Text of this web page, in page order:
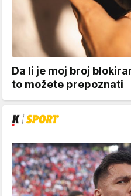
Da li je moj broj
to možete prepoznati